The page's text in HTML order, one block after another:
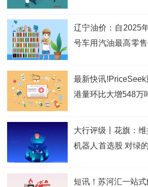
辽宁油价：自2025
号车用汽油最高零
最新快讯!PriceSeek
港量环比大增548万
大行评级丨花旗：
机器人首选股 对绿
短讯！苏河汇一站